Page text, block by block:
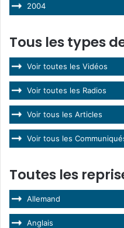
2004
Tous les types
Voir toutes les Vidéos
Voir toutes les Radios
Voir tous les Articles
Voir tous les
Toutes les
Allemand
Anglais